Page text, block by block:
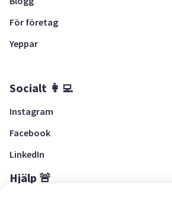
För företag
Yeppar
Socialt 👩‍💻
Instagram
Facebook
LinkedIn
Hjälp 🚨